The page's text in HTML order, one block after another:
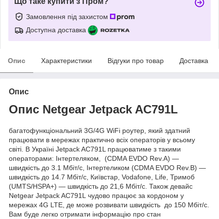
Замовлення під захистом
Доступна доставка
Опис Характеристики Відгуки про товар Доставка
Опис
Опис Netgear Jetpack AC791L
багатофункціональний 3G/4G WiFi роутер, який здатний
працювати в мережах практично всіх операторів у всьому
світі. В Україні Jetpack AC791L працюватиме з такими
операторами: Інтертеляком, (CDMA EVDO Rev.A) —
швидкість до 3.1 Мбіт/с, Інтертеликом (CDMA EVDO Rev.В) —
швидкість до 14.7 Мбіт/с, Київстар, Vodafone, Life, Тримоб
(UMTS/HSPA+) — швидкість до 21,6 Мбіт/с. Також девайс
Netgear Jetpack AC791L чудово працює за кордоном у
мережах 4G LTE, де може розвивати швидкість до 150 Мбіт/с.
Вам буде легко отримати інформацію про стан